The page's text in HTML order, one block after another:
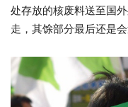
处存放的核废料送至国
走，其馀部分最后还是会